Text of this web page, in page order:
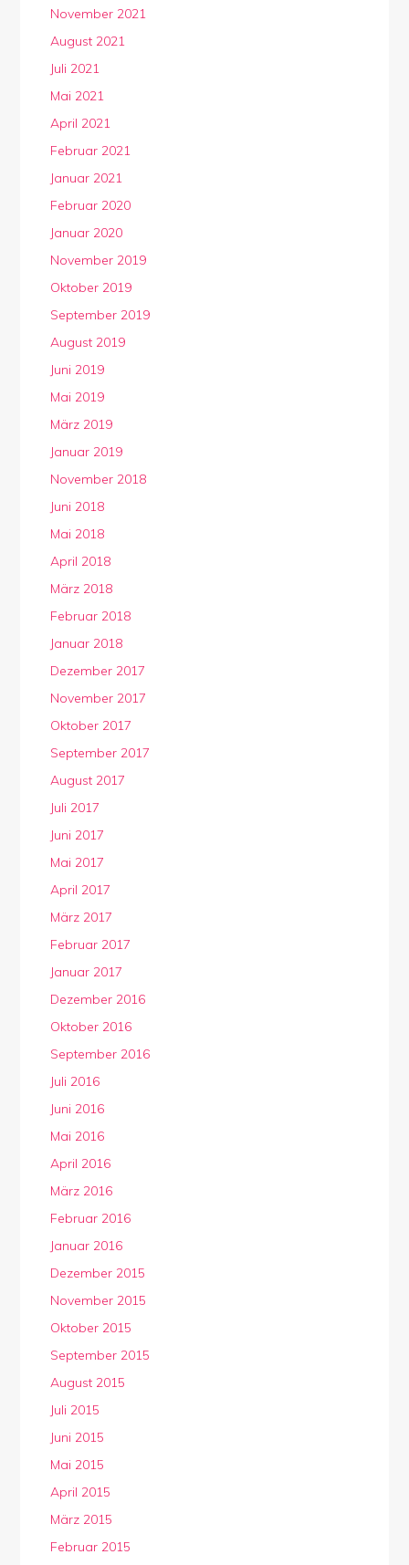
November 2021
August 2021
Juli 2021
Mai 2021
April 2021
Februar 2021
Januar 2021
Februar 2020
Januar 2020
November 2019
Oktober 2019
September 2019
August 2019
Juni 2019
Mai 2019
März 2019
Januar 2019
November 2018
Juni 2018
Mai 2018
April 2018
März 2018
Februar 2018
Januar 2018
Dezember 2017
November 2017
Oktober 2017
September 2017
August 2017
Juli 2017
Juni 2017
Mai 2017
April 2017
März 2017
Februar 2017
Januar 2017
Dezember 2016
Oktober 2016
September 2016
Juli 2016
Juni 2016
Mai 2016
April 2016
März 2016
Februar 2016
Januar 2016
Dezember 2015
November 2015
Oktober 2015
September 2015
August 2015
Juli 2015
Juni 2015
Mai 2015
April 2015
März 2015
Februar 2015